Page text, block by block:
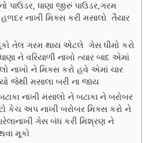
પાઉડર, ધાણા જીરું પાઉડર,ગરમ
નાખી મિક્સ કરી મસાલો તૈયાર
તેલ ગરમ થાય એટલે ગેસ ધીમો કરો
ને વરિયાળી નાખો ત્યાર બાદ એમાં
નાખો ને મિક્સ કરો હવે એમાં ચાર
જેથી મસાલા બરી ના જાય
નાખી મસાલો ને બટાકા ને બરોબર
કેચ અપ નાખી બરોબર મિક્સ કરો ને
ગેસ બંધ કરી મિશ્રણ ને
મૂકો